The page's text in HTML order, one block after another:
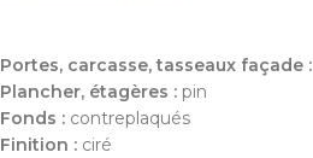
Portes, carcasse, tasseaux façade :
Plancher, étagères : pin
Fonds : contreplaqués
Finition : ciré